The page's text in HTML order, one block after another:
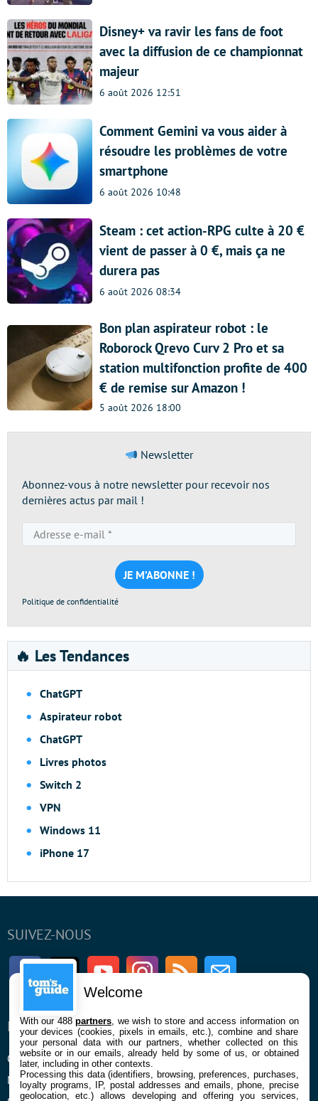
Disney+ va ravir les fans de foot
avec la diffusion de ce championnat
majeur
6 août 2026 12:51
Comment Gemini va vous aider à
résoudre les problèmes de votre
smartphone
6 août 2026 10:48
Steam : cet action-RPG culte à 20 €
vient de passer à 0 €, mais ça ne
durera pas
6 août 2026 08:34
Bon plan aspirateur robot : le
Roborock Qrevo Curv 2 Pro et sa
station multifonction profite de 400
€ de remise sur Amazon !
5 août 2026 18:00
Newsletter
Abonnez-vous à notre newsletter pour recevoir nos
dernières actus par mail !
e-
mail
*
Politique de confidentialité
🔥 Les Tendances
ChatGPT
Aspirateur robot
ChatGPT
Livres photos
Switch 2
VPN
Windows 11
iPhone 17
SUIVEZ-NOUS
FacebookTwitter Youtube InstagramRSS Newsletter
ENTREPRISE
Qui sommes nous
Mentions légales et CGU
À PROPOS
La rédaction
Contact
Welcome
With our 488partners , we wish to store and access information on
your devices (cookies, pixels in emails, etc.), combine and share
your personal data with our partners, whether collected on this
website or in our emails, already held by some of us, or obtained
later, including in other contexts.
Processing this data (identifiers, browsing, preferences, purchases,
loyalty programs, IP, postal addresses and emails, phone, precise
geolocation, etc.) allows developing and offering you services,